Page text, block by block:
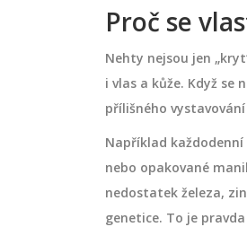
Proč se
Nehty nejsou jen
i vlas a kůže. Když se
přílišného
Například
nebo opakované
nedostatek železa,
genetice. To je